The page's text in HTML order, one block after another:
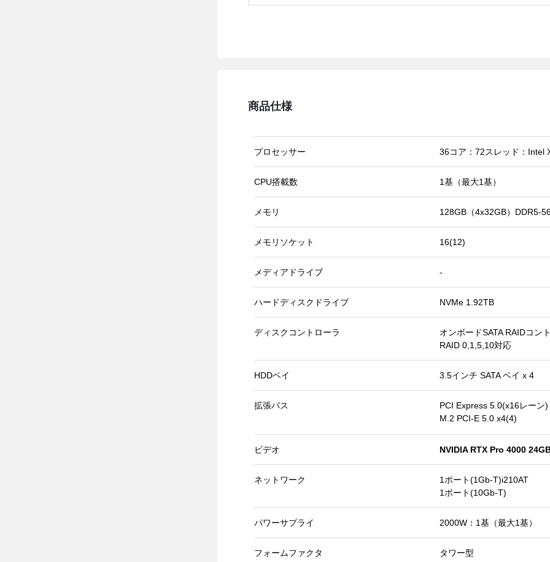
商品仕様
プロセッサー 36コア：72スレッド：Intel
CPU搭載数 1基（最大1基）
メモリ 128GB（4x32GB）DDR5-
メモリソケット 16(12)
メディアドライブ -
ハードディスクドライブ NVMe 1.92TB
ディスクコントローラ
オンボードSATA RAIDコン
RAID 0,1,5,10対応
HDDベイ 3.5インチ SATA ベイ x 4
拡張バス
PCI Express 5.0(x16レーン
M.2 PCI-E 5.0 x4(4)
ビデオ NVIDIA RTX Pro 4000
ネットワーク
1ポート(1Gb-T)i210AT
1ポート(10Gb-T)
パワーサプライ 2000W：1基（最大1基）
フォームファクタ タワー型